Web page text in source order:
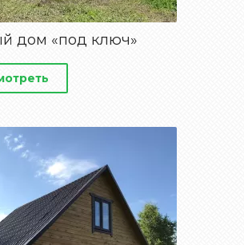
дом «под ключ»